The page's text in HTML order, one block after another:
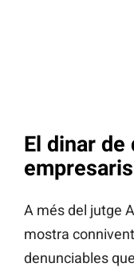
El dinar
A més del jutge
mostra
denunciables